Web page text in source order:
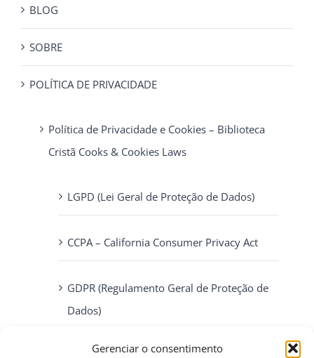
Gerenciar o consentimento
BLOG
SOBRE
POLÍTICA DE PRIVACIDADE
Política de Privacidade e Cookies – Biblioteca
Cristã Cooks & Cookies Laws
LGPD (Lei Geral de Proteção de Dados)
CCPA – California Consumer Privacy Act
GDPR (Regulamento Geral de Proteção de
Dados)